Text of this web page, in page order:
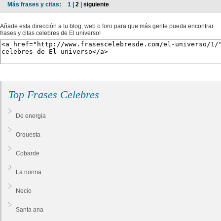
Más frases y citas: 1 | 2 | siguiente
Añade esta dirección a tu blog, web o foro para que más gente pueda encontrar
frases y citas celebres de El universo!
Top Frases Celebres
De energia
Orquesta
Cobarde
La norma
Necio
Santa ana